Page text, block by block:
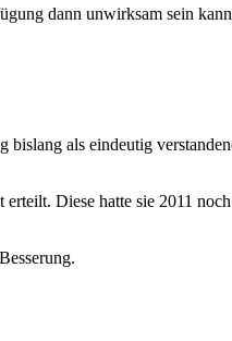
dann unwirksam sein
als eindeutig
Diese hatte sie 2011